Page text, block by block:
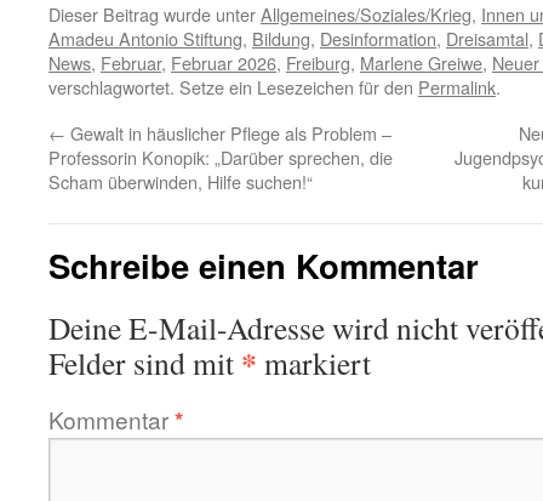
Dieser Beitrag wurde unterAllgemeines/Soziales/Krieg, Innen
Amadeu Antonio Stiftung, Bildung, Desinformation, Dreisamtal,
News, Februar, Februar 2026, Freiburg, Marlene Greiwe,
verschlagwortet. Setze ein Lesezeichen für den Permalink.
← Gewalt in häuslicher Pflege als Problem –
Professorin Konopik: „Darüber sprechen, die
Scham überwinden, Hilfe suchen!“
Schreibe einen Kommentar
Deine E-Mail-Adresse wird nicht
Felder sind mit * markiert
Kommentar*